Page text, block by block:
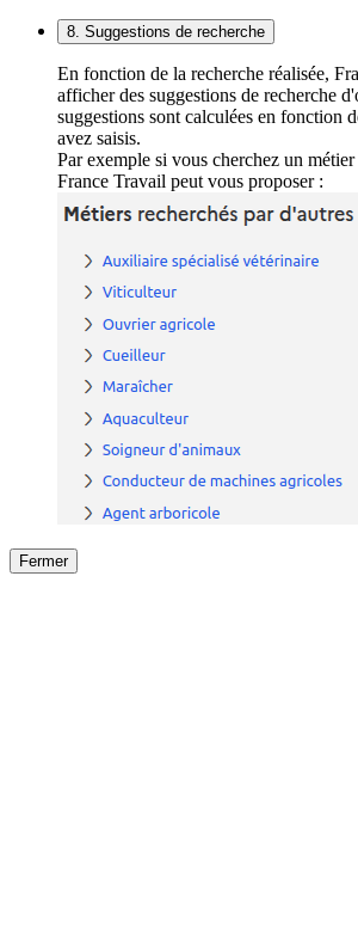
8. Suggestions de recherche
En fonction de la recherche réalisée,
afficher des suggestions de recherche
suggestions sont calculées en fonction
avez saisis.
Par exemple si vous cherchez un
France Travail peut vous proposer :
Fermer